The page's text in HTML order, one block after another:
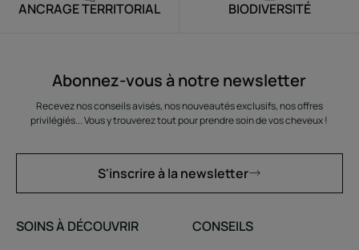
ANCRAGE TERRITORIAL BIODIVERSITÉ
Abonnez-vous à notre newsletter
Recevez nos conseils avisés, nos nouveautés exclusifs, nos offres
privilégiés... Vous y trouverez tout pour prendre soin de vos cheveux !
S'inscrire à la newsletter
SOINS À DÉCOUVRIR
CONSEILS